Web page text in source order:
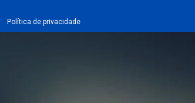
Política de privacidade